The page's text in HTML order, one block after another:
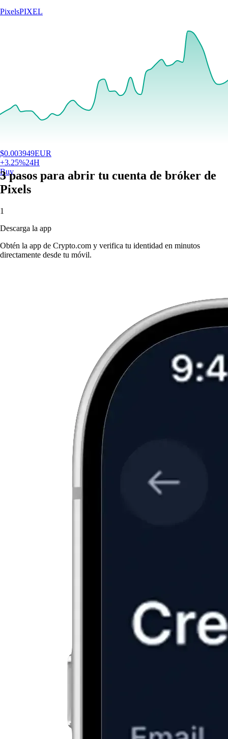
PixelsPIXEL
$0.003949EUR
+3.25%24H
Buy
3 pasos para abrir tu cuenta de bróker de
Pixels
1
Descarga la app
Obtén la app de Crypto.com y verifica tu identidad en minutos
directamente desde tu móvil.